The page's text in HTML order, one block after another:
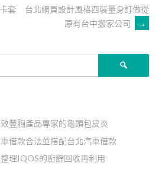
套
台北網頁設計風格西裝量身訂做從
原有台中搬家公司
→
豐胸產品專家的龜頭包皮炎
借款合法並搭配台北汽車借款
理IQOS的廚餘回收再利用